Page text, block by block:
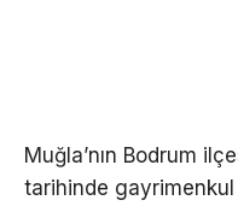
Muğla’nın Bodrum
tarihinde